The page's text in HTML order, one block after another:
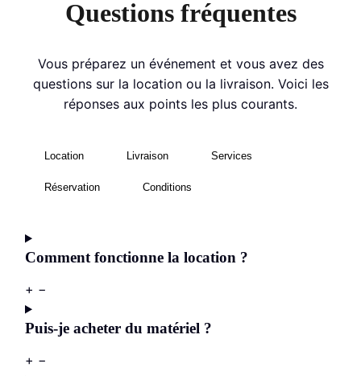
Questions fréquentes
Vous préparez un événement et vous avez des
questions sur la location ou la livraison. Voici les
réponses aux points les plus courants.
Location Livraison Services
Réservation Conditions
Comment fonctionne la location ?
+ −
Puis-je acheter du matériel ?
+ −